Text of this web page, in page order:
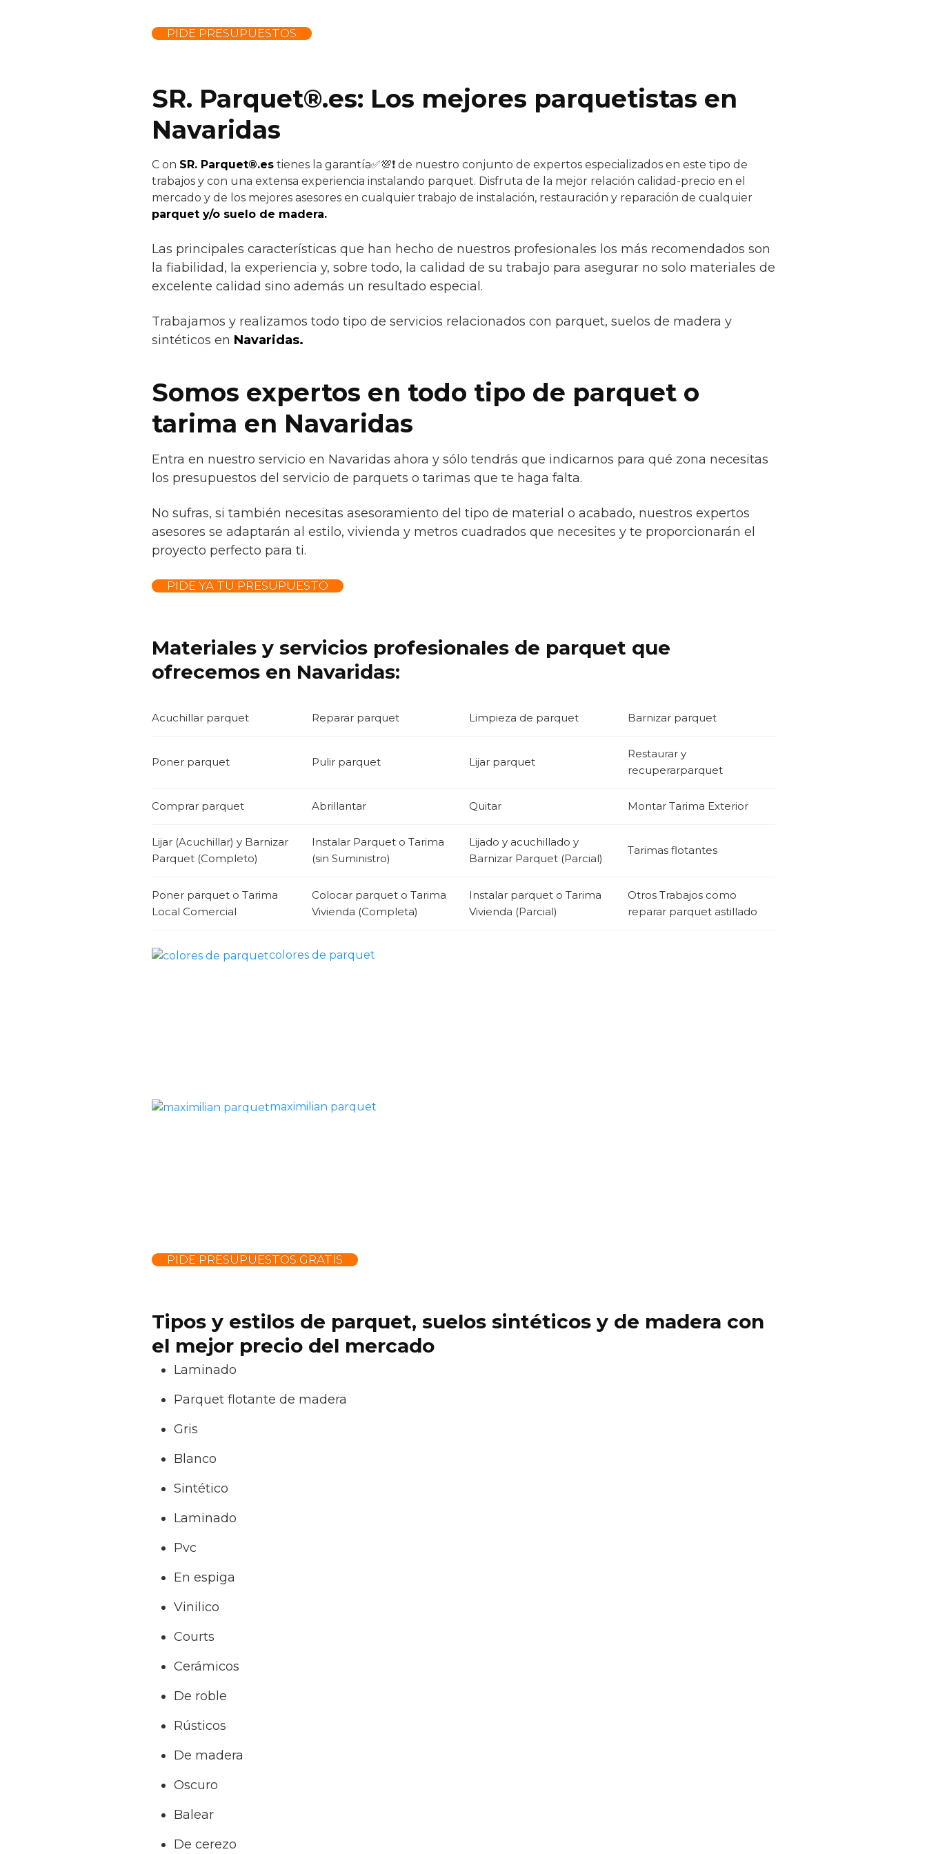
PIDE PRESUPUESTOS
SR. Parquet®.es: Los mejores parquetistas en
Navaridas
C on SR. Parquet®.es tienes la garantía✅💯❗ de nuestro conjunto de expertos especializados en este tipo de
trabajos y con una extensa experiencia instalando parquet. Disfruta de la mejor relación calidad-precio en el
mercado y de los mejores asesores en cualquier trabajo de instalación, restauración y reparación de cualquier
parquet y/o suelo de madera.
Las principales características que han hecho de nuestros profesionales los más recomendados son
la fiabilidad, la experiencia y, sobre todo, la calidad de su trabajo para asegurar no solo materiales de
excelente calidad sino además un resultado especial.
Trabajamos y realizamos todo tipo de servicios relacionados con parquet, suelos de madera y
sintéticos en Navaridas.
Somos expertos en todo tipo de parquet o
tarima en Navaridas
Entra en nuestro servicio en Navaridas ahora y sólo tendrás que indicarnos para qué zona necesitas
los presupuestos del servicio de parquets o tarimas que te haga falta.
No sufras, si también necesitas asesoramiento del tipo de material o acabado, nuestros expertos
asesores se adaptarán al estilo, vivienda y metros cuadrados que necesites y te proporcionarán el
proyecto perfecto para ti.
PIDE YA TU PRESUPUESTO
Materiales y servicios profesionales de parquet que
ofrecemos en Navaridas:
Acuchillar parquet Reparar parquet Limpieza de parquet Barnizar parquet
Poner parquet Pulir parquet Lijar parquet
Restaurar y
recuperarparquet
Comprar parquet Abrillantar Quitar Montar Tarima Exterior
Lijar (Acuchillar) y Barnizar
Parquet (Completo)
Instalar Parquet o Tarima
(sin Suministro)
Lijado y acuchillado y
Barnizar Parquet (Parcial)
Tarimas flotantes
Poner parquet o Tarima
Local Comercial
Colocar parquet o Tarima
Vivienda (Completa)
Instalar parquet o Tarima
Vivienda (Parcial)
Otros Trabajos como
reparar parquet astillado
colores de parquet
maximilian parquet
PIDE PRESUPUESTOS GRATIS
Tipos y estilos de parquet, suelos sintéticos y de madera con
el mejor precio del mercado
Laminado
Parquet flotante de madera
Gris
Blanco
Sintético
Laminado
Pvc
En espiga
Vinilico
Courts
Cerámicos
De roble
Rústicos
De madera
Oscuro
Balear
De cerezo